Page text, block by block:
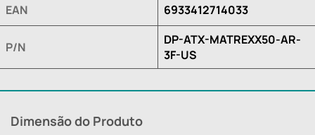
EAN
6933412714033
P/N
DP-ATX-MATREXX50-AR-
3F-US
Dimensão do Produto